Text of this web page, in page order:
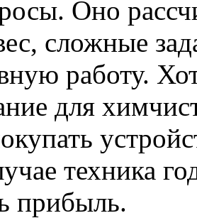
Оно
сложные
работу.
для
техника
прибыль.